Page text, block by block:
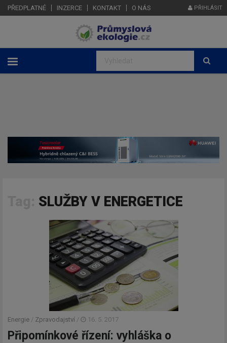
PŘEDPLATNÉ INZERCE KONTAKT O NÁS PŘIHLÁSIT
SLUŽBY V ENERGETICE
Energie / Zpravodajství / 16. 5. 2017
Připomínkové řízení: vyhláška o